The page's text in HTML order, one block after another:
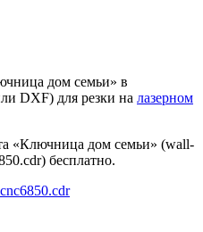
дом семьи» в
DXF) для резки на лазерном
«Ключница дом семьи» (wall-
бесплатно.